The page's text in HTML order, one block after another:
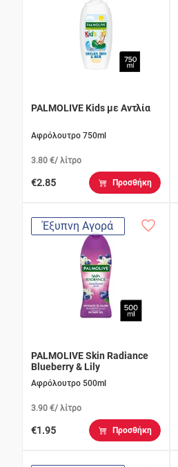
PALMOLIVE Kids με Αντλία
Αφρόλουτρο 750ml
3.80 €/ λίτρο
€2.85 Προσθήκη
Έξυπνη Αγορά
PALMOLIVE Skin Radiance
Blueberry & Lily
Αφρόλουτρο 500ml
3.90 €/ λίτρο
€1.95 Προσθήκη